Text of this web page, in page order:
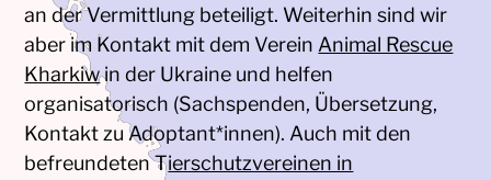
an der Vermittlung beteiligt. Weiterhin sind wir
aber im Kontakt mit dem Verein Animal Rescue
Kharkiwin der Ukraine und helfen
organisatorisch (Sachspenden, Übersetzung,
Kontakt zu Adoptant*innen). Auch mit den
befreundeten Tierschutzvereinen in